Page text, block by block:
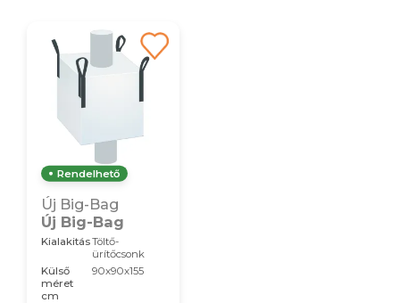
Rendelhető
Új Big-Bag
Új Big-Bag
KialakitásTöltő-
ürítőcsonk
Külső
méret
cm
90x90x155